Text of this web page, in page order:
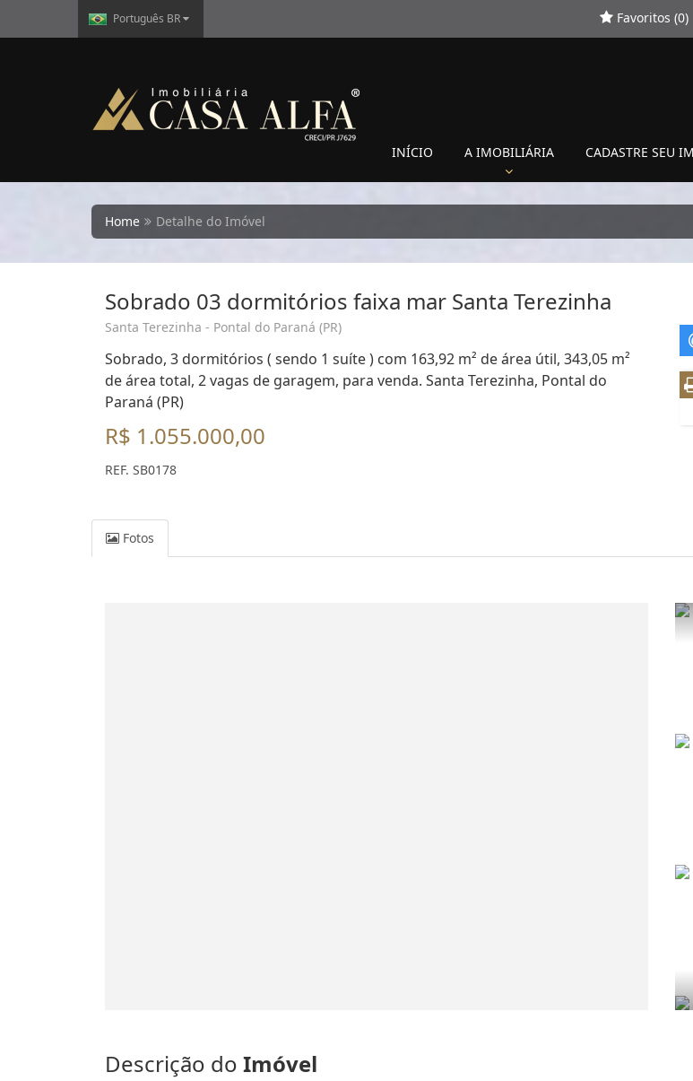
Português BR Favoritos (0)
INÍCIO A IMOBILIÁRIA CADASTRE SEU
Home Detalhe do Imóvel
Sobrado 03 dormitórios faixa mar Santa Terezinha
Santa Terezinha - Pontal do Paraná (PR)
Sobrado, 3 dormitórios ( sendo 1 suíte ) com 163,92 m² de área útil, 343,05 m²
de área total, 2 vagas de garagem, para venda. Santa Terezinha, Pontal do
Paraná (PR)
R$ 1.055.000,00
REF. SB0178
Fotos
Descrição do Imóvel